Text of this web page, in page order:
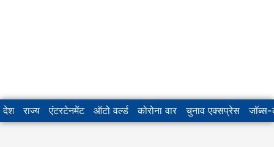
देश राज्य एंटरटेनमेंट ऑटो वर्ल्ड कोरोना वार चुनाव एक्सप्रेस जॉब्स-